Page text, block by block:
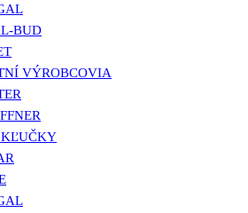
BUD
VÝROBCOVIA